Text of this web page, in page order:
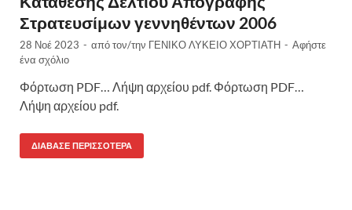
Στρατευσίμων γεννηθέντων 2006
28 Νοέ 2023 - από τον/την ΓΕΝΙΚΟ ΛΥΚΕΙΟ ΧΟΡΤΙΑΤΗ - Αφήστε
ένα σχόλιο
Φόρτωση PDF… Λήψη αρχείου pdf. Φόρτωση PDF…
Λήψη αρχείου pdf.
ΔΙΆΒΑΣΕ ΠΕΡΙΣΣΌΤΕΡΑ